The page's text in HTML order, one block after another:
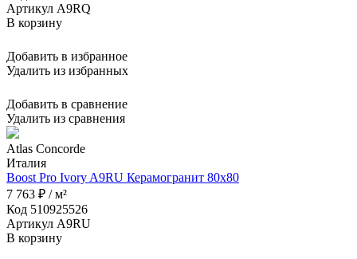
Артикул A9RQ
В корзину
Добавить в избранное
Удалить из избранных
Добавить в сравнение
Удалить из сравнения
Atlas Concorde
Италия
Boost Pro Ivory A9RU Керамогранит 80x80
7 763 ₽ / м²
Код 510925526
Артикул A9RU
В корзину